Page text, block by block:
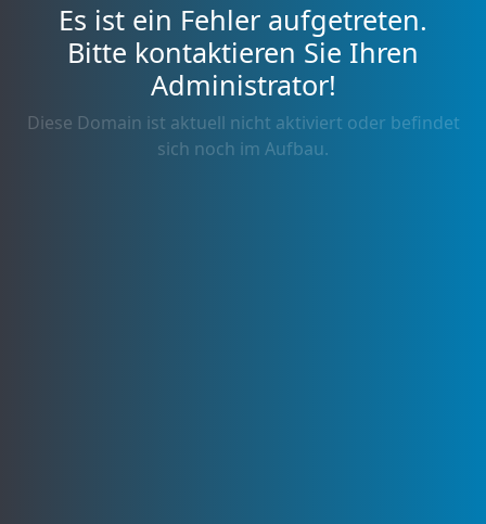
Es ist ein Fehler aufgetreten.
Bitte kontaktieren Sie Ihren
Administrator!
Diese Domain ist aktuell nicht aktiviert oder befindet
sich noch im Aufbau.